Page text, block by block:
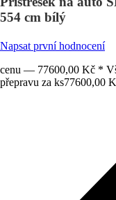
554 cm bílý
Napsat první hodnocení
cenu — 77600,00 Kč *
přepravu za ks77600,00